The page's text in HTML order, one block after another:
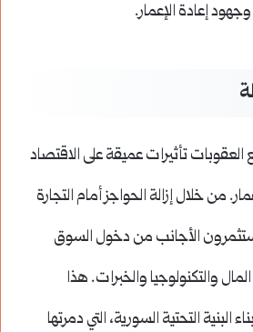
إعادة الإعمار.
تأثيرات عميقة على الاقتصاد
من خلال إزالة الحواجز أمام التجارة
الأجانب من دخول السوق
والتكنولوجيا والخبرات. هذا
البنية التحتية السورية، التي دمرتها